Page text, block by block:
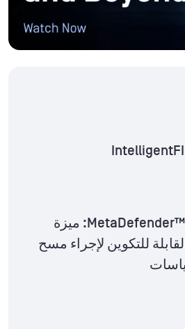
إصدار MetaDefender™ Drive .4.7: ميزة
للتكوين لإجراء مسح